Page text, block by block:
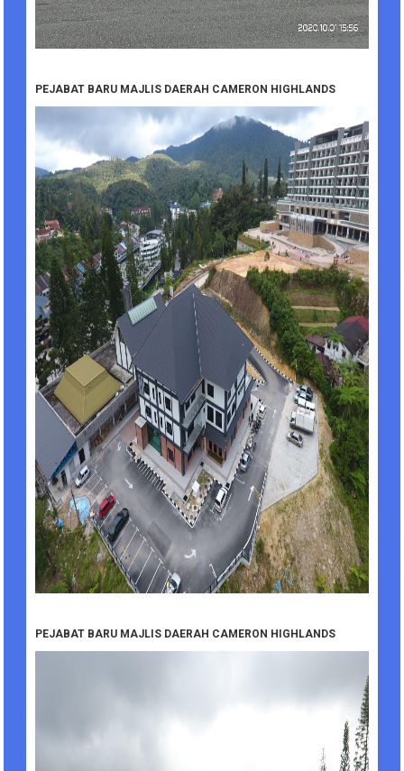
PEJABAT BARU MAJLIS DAERAH CAMERON HIGHLANDS
PEJABAT BARU MAJLIS DAERAH CAMERON HIGHLANDS